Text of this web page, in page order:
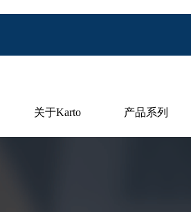
关于Karto 产品系列